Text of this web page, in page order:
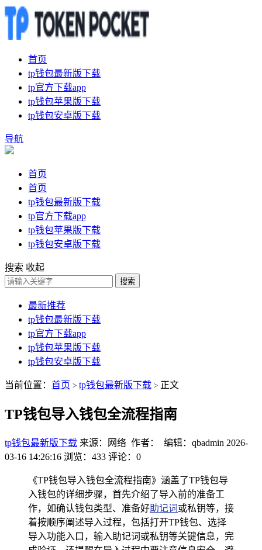
首页
tp钱包最新版下载
tp官方下载app
tp钱包苹果版下载
tp钱包安卓版下载
导航
首页
首页
tp钱包最新版下载
tp官方下载app
tp钱包苹果版下载
tp钱包安卓版下载
搜索 收起
搜索
最新推荐
tp钱包最新版下载
tp官方下载app
tp钱包苹果版下载
tp钱包安卓版下载
当前位置： 首页 > tp钱包最新版下载 > 正文
TP钱包导入钱包全流程指南
tp钱包最新版下载 来源：网络 作者： 编辑：qbadmin 2026-
03-16 14:26:16 浏览：433 评论：0
《TP钱包导入钱包全流程指南》涵盖了TP钱包导
入钱包的详细步骤，首先介绍了导入前的准备工
作，如确认钱包类型、准备好助记词 或私钥等，接
着按顺序阐述导入过程，包括打开TP钱包、选择
导入功能入口，输入助记词或私钥等关键信息，完